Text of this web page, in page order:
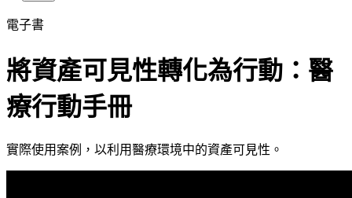
電子書
將資產可見性轉化為行動：醫
療行動手冊
實際使用案例，以利用醫療環境中的資產可見性。